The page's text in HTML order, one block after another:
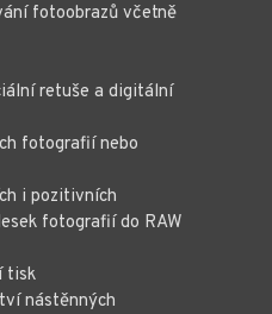
fotoobrazů včetně
retuše a digitální
fotografií nebo
i pozitivních
fotografií do RAW
tisk
nástěnných